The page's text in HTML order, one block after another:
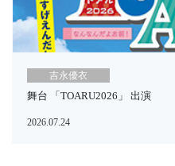
吉永優衣
舞台 「TOARU2026」 出演
2026.07.24